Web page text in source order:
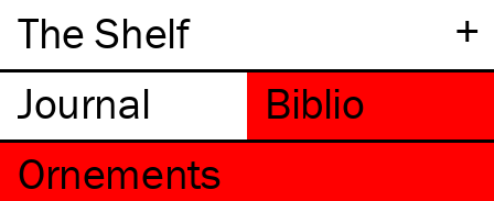
+
The Shelf
Ornements